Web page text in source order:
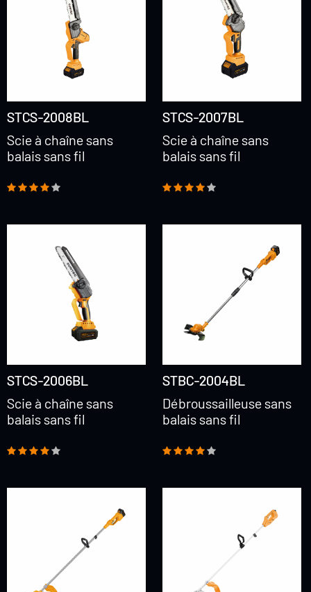
STCS-2008BL
Scie à chaîne sans
balais sans fil
STCS-2007BL
Scie à chaîne sans
balais sans fil
STCS-2006BL
Scie à chaîne sans
balais sans fil
STBC-2004BL
Débroussailleuse sans
balais sans fil